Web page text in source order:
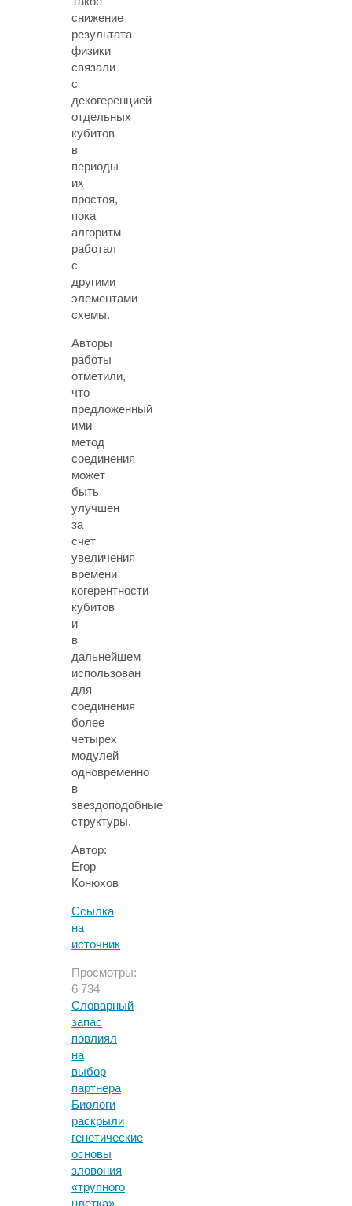
снижение
результата
физики
связали
с
декогеренцией
отдельных
кубитов
в
периоды
их
простоя,
пока
алгоритм
работал
с
другими
элементами
схемы.
Авторы
работы
отметили,
что
предложенный
ими
метод
соединения
может
быть
улучшен
за
счет
увеличения
времени
когерентности
кубитов
и
в
дальнейшем
использован
для
соединения
более
четырех
модулей
одновременно
в
звездоподобные
структуры.
Автор:
Егор
Конюхов
Ссылка
на
источник
Просмотры:
6 734
Словарный
запас
повлиял
на
выбор
партнера
Биологи
раскрыли
генетические
основы
зловония
«трупного